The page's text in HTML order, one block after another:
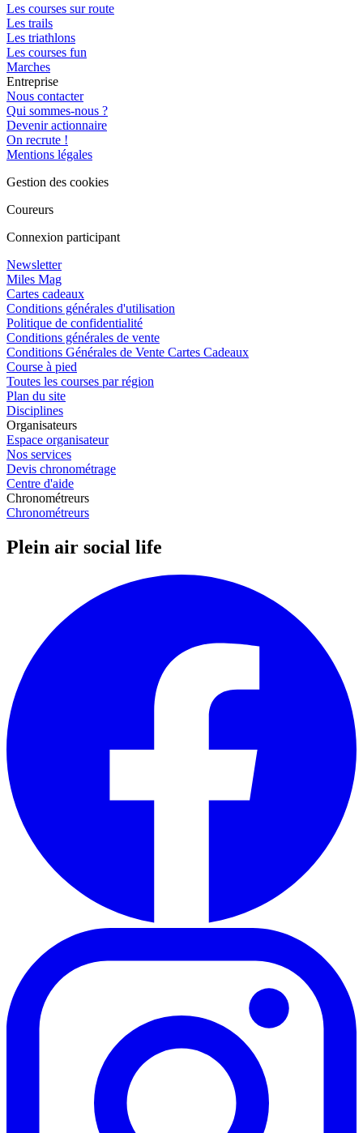
Les courses sur route
Les trails
Les triathlons
Les courses fun
Marches
Entreprise
Nous contacter
Qui sommes-nous ?
Devenir actionnaire
On recrute !
Mentions légales
Gestion des cookies
Coureurs
Connexion participant
Newsletter
Miles Mag
Cartes cadeaux
Conditions générales d'utilisation
Politique de confidentialité
Conditions générales de vente
Conditions Générales de Vente Cartes Cadeaux
Course à pied
Toutes les courses par région
Plan du site
Disciplines
Organisateurs
Espace organisateur
Nos services
Devis chronométrage
Centre d'aide
Chronométreurs
Chronométreurs
Plein air social life